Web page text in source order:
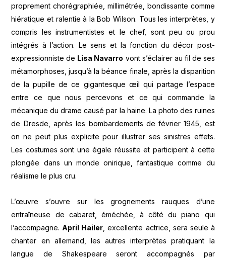
proprement chorégraphiée, millimétrée, bondissante comme
hiératique et ralentie à la Bob Wilson. Tous les interprètes, y
compris les instrumentistes et le chef, sont peu ou prou
intégrés à l’action. Le sens et la fonction du décor post-
expressionniste de Lisa Navarro vont s’éclairer au fil de ses
métamorphoses, jusqu’à la béance finale, après la disparition
de la pupille de ce gigantesque œil qui partage l’espace
entre ce que nous percevons et ce qui commande la
mécanique du drame causé par la haine. La photo des ruines
de Dresde, après les bombardements de février 1945, est
on ne peut plus explicite pour illustrer ses sinistres effets.
Les costumes sont une égale réussite et participent à cette
plongée dans un monde onirique, fantastique comme du
réalisme le plus cru.
L’œuvre s’ouvre sur les grognements rauques d’une
entraîneuse de cabaret, éméchée, à côté du piano qui
l’accompagne. April Hailer , excellente actrice, sera seule à
chanter en allemand, les autres interprètes pratiquant la
langue de Shakespeare seront accompagnés par